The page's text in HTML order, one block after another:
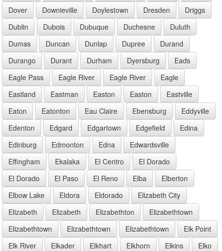
Dover
Downieville Doylestown Dresden
Driggs
Dublin
Dubois Dubuque Duchesne
Duluth
Dumas
Duncan Dunlap Dupree
Durand
Durango
Durant Durham Dyersburg
Eads
Eagle Pass
Eagle River Eagle River
Eagle
Eastland
Eastman Easton Easton
Eastville
Eaton
Eatonton Eau Claire Ebensburg
Eddyville
Edenton
Edgard Edgartown Edgefield
Edina
Edinburg
Edmonton Edna
Edwardsville
Effingham
Ekalaka El Centro
El Dorado
El Dorado
El Paso El Reno Elba
Elberton
Elbow Lake
Eldora Eldorado
Elizabeth City
Elizabeth
Elizabeth Elizabethton
Elizabethtown
Elizabethtown
Elizabethtown Elizabethtown
Elk Point
Elk River
Elkader Elkhart Elkhorn Elkins
Elko